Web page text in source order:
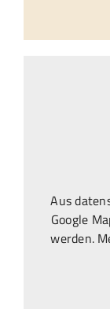
Aus
Google
werden.